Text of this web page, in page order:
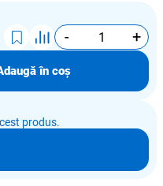
- +
în coș
produs.